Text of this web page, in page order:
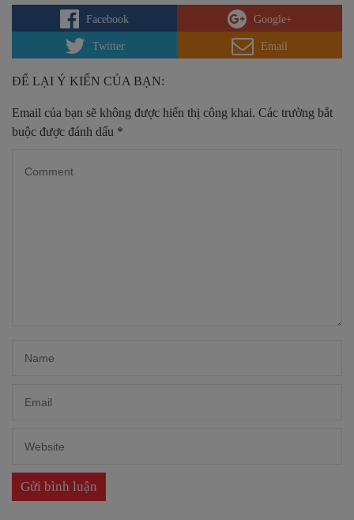
Facebook Google+
Twitter Email
ĐỂ LẠI Ý KIẾN CỦA BẠN:
Email của bạn sẽ không được hiển thị công khai. Các trường bắt
buộc được đánh dấu *